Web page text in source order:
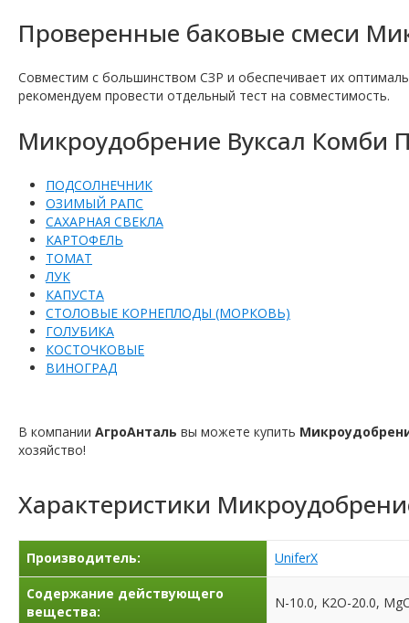
Проверенные баковые смеси
Совместим с большинством СЗР и обеспечивает их
рекомендуем провести отдельный тест на совместимость.
Микроудобрение Вуксал Комби
ПОДСОЛНЕЧНИК
ОЗИМЫЙ РАПС
САХАРНАЯ СВЕКЛА
КАРТОФЕЛЬ
ТОМАТ
ЛУК
КАПУСТА
СТОЛОВЫЕ КОРНЕПЛОДЫ (МОРКОВЬ)
ГОЛУБИКА
КОСТОЧКОВЫЕ
ВИНОГРАД
В компании АгроАнталь вы можете купить
хозяйство!
Характеристики
Производитель: UniferX
Содержание действующего
вещества:
N-10.0, K2O-20.0,